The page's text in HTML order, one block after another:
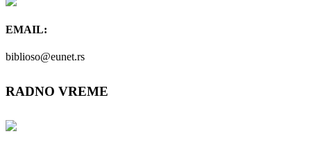
EMAIL:
biblioso@eunet.rs
RADNO VREME